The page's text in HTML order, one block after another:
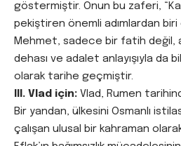
göstermiştir. Onun bu zaferi,
pekiştiren önemli adımlardan
Mehmet, sadece bir fatih değil,
dehası ve adalet anlayışıyla da
olarak tarihe geçmiştir.
III. Vlad için: Vlad, Rumen
Bir yandan, ülkesini Osmanlı
çalışan ulusal bir kahraman